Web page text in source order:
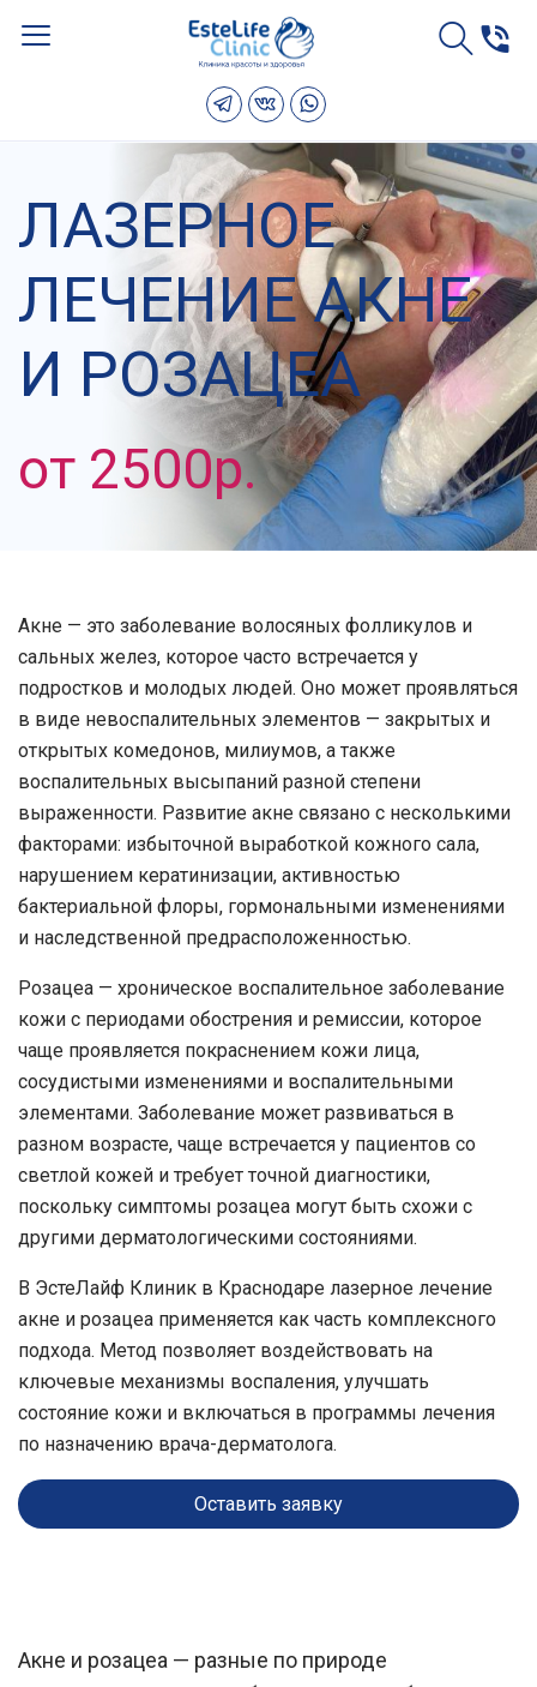
ЛАЗЕРНОЕ
ЛЕЧЕНИЕ АКНЕ
И РОЗАЦЕА
от 2500р.
Акне — это заболевание волосяных фолликулов и
сальных желез, которое часто встречается у
подростков и молодых людей. Оно может проявляться
в виде невоспалительных элементов — закрытых и
открытых комедонов, милиумов, а также
воспалительных высыпаний разной степени
выраженности. Развитие акне связано с несколькими
факторами: избыточной выработкой кожного сала,
нарушением кератинизации, активностью
бактериальной флоры, гормональными изменениями
и наследственной предрасположенностью.
Розацеа — хроническое воспалительное заболевание
кожи с периодами обострения и ремиссии, которое
чаще проявляется покраснением кожи лица,
сосудистыми изменениями и воспалительными
элементами. Заболевание может развиваться в
разном возрасте, чаще встречается у пациентов со
светлой кожей и требует точной диагностики,
поскольку симптомы розацеа могут быть схожи с
другими дерматологическими состояниями.
В ЭстеЛайф Клиник в Краснодаре лазерное лечение
акне и розацеа применяется как часть комплексного
подхода. Метод позволяет воздействовать на
ключевые механизмы воспаления, улучшать
состояние кожи и включаться в программы лечения
по назначению врача-дерматолога.
Оставить заявку
Акне и розацеа — разные по природе